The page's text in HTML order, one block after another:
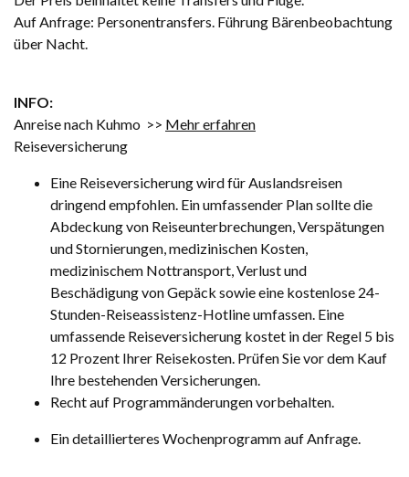
Auf Anfrage: Personentransfers. Führung Bärenbeobachtung
über Nacht.
INFO:
Anreise nach Kuhmo >> Mehr erfahren
Reiseversicherung
Eine Reiseversicherung wird für Auslandsreisen
dringend empfohlen. Ein umfassender Plan sollte die
Abdeckung von Reiseunterbrechungen, Verspätungen
und Stornierungen, medizinischen Kosten,
medizinischem Nottransport, Verlust und
Beschädigung von Gepäck sowie eine kostenlose 24-
Stunden-Reiseassistenz-Hotline umfassen. Eine
umfassende Reiseversicherung kostet in der Regel 5 bis
12 Prozent Ihrer Reisekosten. Prüfen Sie vor dem Kauf
Ihre bestehenden Versicherungen.
Recht auf Programmänderungen vorbehalten.
Ein detaillierteres Wochenprogramm auf Anfrage.